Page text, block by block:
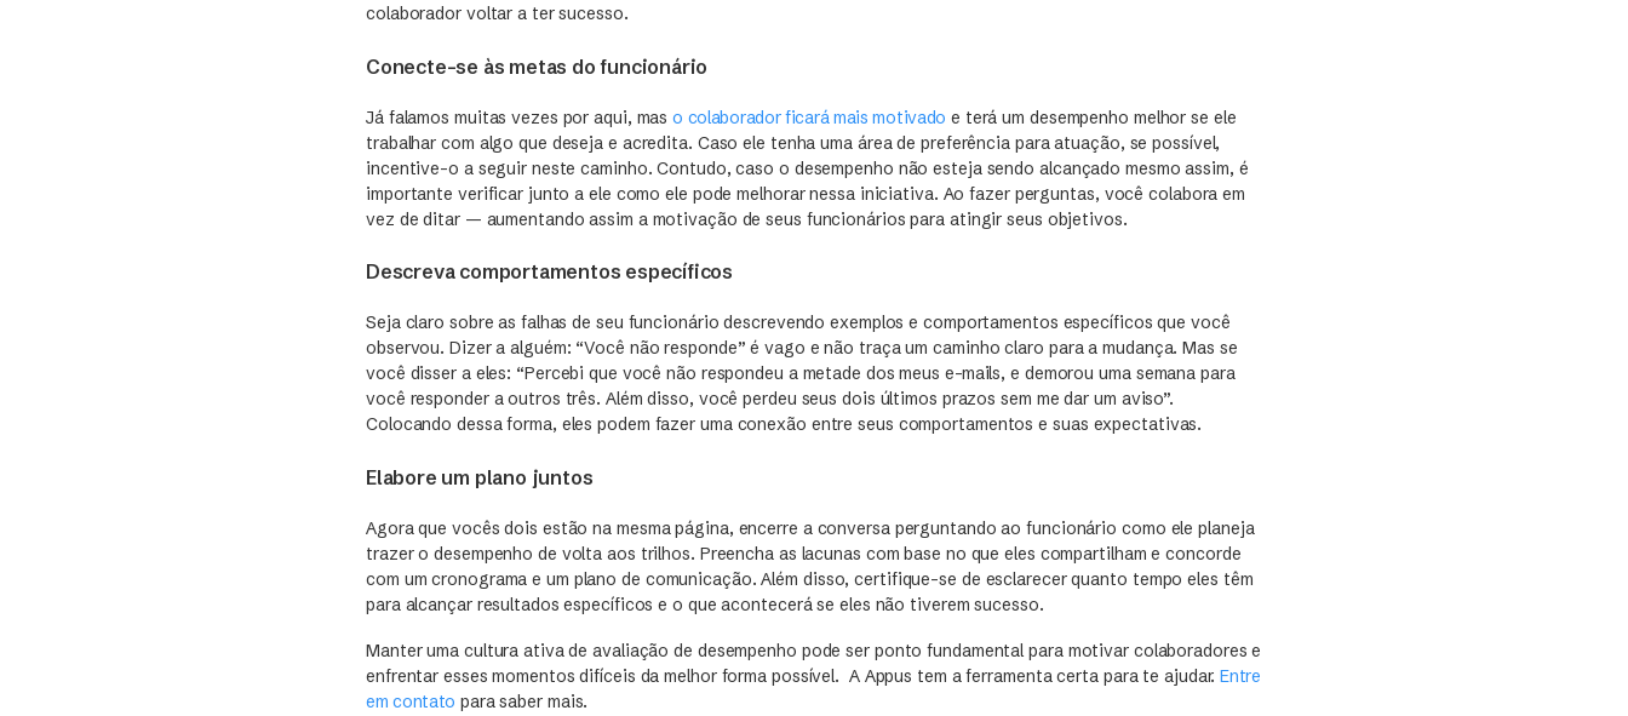
colaborador voltar a ter sucesso.
Conecte-se às metas do funcionário
Já falamos muitas vezes por aqui, maso colaborador ficará mais motivado e terá um desempenho melhor se ele
trabalhar com algo que deseja e acredita. Caso ele tenha uma área de preferência para atuação, se possível,
incentive-o a seguir neste caminho. Contudo, caso o desempenho não esteja sendo alcançado mesmo assim, é
importante verificar junto a ele como ele pode melhorar nessa iniciativa. Ao fazer perguntas, você colabora em
vez de ditar — aumentando assim a motivação de seus funcionários para atingir seus objetivos.
Descreva comportamentos específicos
Seja claro sobre as falhas de seu funcionário descrevendo exemplos e comportamentos específicos que você
observou. Dizer a alguém: “Você não responde” é vago e não traça um caminho claro para a mudança. Mas se
você disser a eles: “Percebi que você não respondeu a metade dos meus e-mails, e demorou uma semana para
você responder a outros três. Além disso, você perdeu seus dois últimos prazos sem me dar um aviso”.
Colocando dessa forma, eles podem fazer uma conexão entre seus comportamentos e suas expectativas.
Elabore um plano juntos
Agora que vocês dois estão na mesma página, encerre a conversa perguntando ao funcionário como ele planeja
trazer o desempenho de volta aos trilhos. Preencha as lacunas com base no que eles compartilham e concorde
com um cronograma e um plano de comunicação. Além disso, certifique-se de esclarecer quanto tempo eles têm
para alcançar resultados específicos e o que acontecerá se eles não tiverem sucesso.
Manter uma cultura ativa de avaliação de desempenho pode ser ponto fundamental para motivar colaboradores e
enfrentar esses momentos difíceis da melhor forma possível. A Appus tem a ferramenta certa para te ajudar.Entre
em contato para saber mais.